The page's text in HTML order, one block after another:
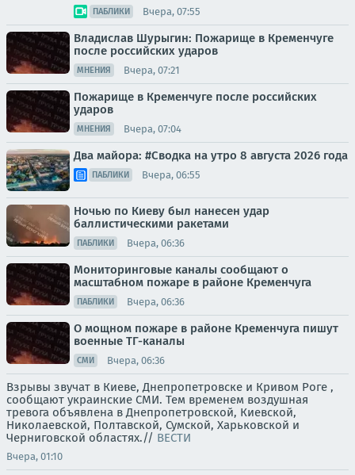
ПАБЛИКИ Вчера, 07:55
Владислав Шурыгин: Пожарище в Кременчуге
после российских ударов
МНЕНИЯ Вчера, 07:21
Пожарище в Кременчуге после российских
ударов
МНЕНИЯ Вчера, 07:04
Два майора: #Сводка на утро 8 августа 2026 года
ПАБЛИКИ Вчера, 06:55
Ночью по Киеву был нанесен удар
баллистическими ракетами
ПАБЛИКИ Вчера, 06:36
Мониторинговые каналы сообщают о
масштабном пожаре в районе Кременчуга
ПАБЛИКИ Вчера, 06:36
О мощном пожаре в районе Кременчуга пишут
военные ТГ-каналы
СМИ Вчера, 06:36
Взрывы звучат в Киеве, Днепропетровске и Кривом Роге ,
сообщают украинские СМИ. Тем временем воздушная
тревога объявлена в Днепропетровской, Киевской,
Николаевской, Полтавской, Сумской, Харьковской и
Черниговской областях.// ВЕСТИ
Вчера, 01:10